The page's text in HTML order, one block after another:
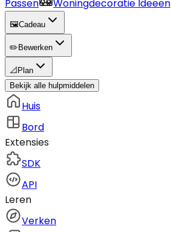
Passen
Woningdecoratie Ideeen
🖼️Cadeau
✏️ Bewerken
📐 Plan
Bekijk alle hulpmiddelen
Huis
Bord
Extensies
SDK
API
Leren
Verken